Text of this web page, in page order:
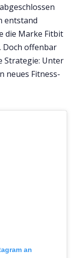
entstand
die Marke Fitbit
Doch offenbar
Strategie: Unter
neues Fitness-
an